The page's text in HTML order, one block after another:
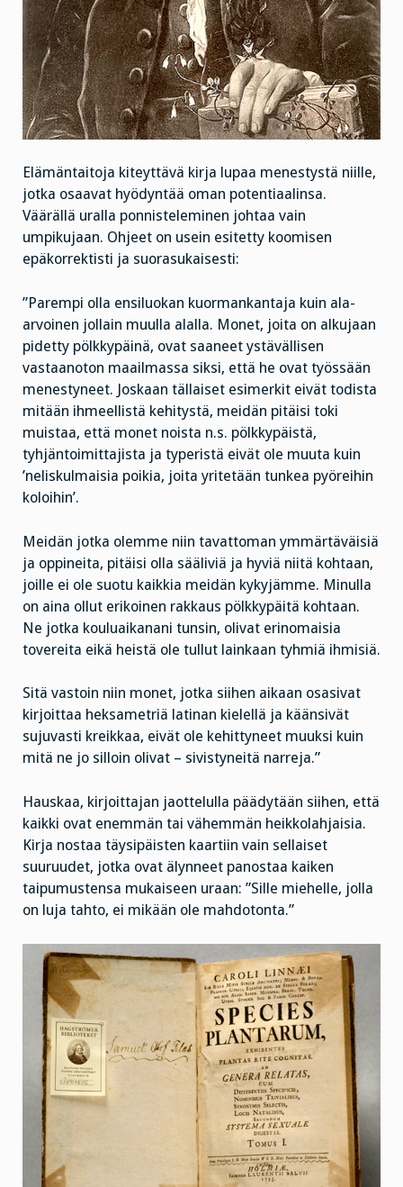
Elämäntaitoja kiteyttävä kirja lupaa menestystä niille,
jotka osaavat hyödyntää oman potentiaalinsa.
Väärällä uralla ponnisteleminen johtaa vain
umpikujaan. Ohjeet on usein esitetty koomisen
epäkorrektisti ja suorasukaisesti:
”Parempi olla ensiluokan kuormankantaja kuin ala-
arvoinen jollain muulla alalla. Monet, joita on alkujaan
pidetty pölkkypäinä, ovat saaneet ystävällisen
vastaanoton maailmassa siksi, että he ovat työssään
menestyneet. Joskaan tällaiset esimerkit eivät todista
mitään ihmeellistä kehitystä, meidän pitäisi toki
muistaa, että monet noista n.s. pölkkypäistä,
tyhjäntoimittajista ja typeristä eivät ole muuta kuin
’neliskulmaisia poikia, joita yritetään tunkea pyöreihin
koloihin’.
Meidän jotka olemme niin tavattoman ymmärtäväisiä
ja oppineita, pitäisi olla sääliviä ja hyviä niitä kohtaan,
joille ei ole suotu kaikkia meidän kykyjämme. Minulla
on aina ollut erikoinen rakkaus pölkkypäitä kohtaan.
Ne jotka kouluaikanani tunsin, olivat erinomaisia
tovereita eikä heistä ole tullut lainkaan tyhmiä ihmisiä.
Sitä vastoin niin monet, jotka siihen aikaan osasivat
kirjoittaa heksametriä latinan kielellä ja käänsivät
sujuvasti kreikkaa, eivät ole kehittyneet muuksi kuin
mitä ne jo silloin olivat – sivistyneitä narreja.”
Hauskaa, kirjoittajan jaottelulla päädytään siihen, että
kaikki ovat enemmän tai vähemmän heikkolahjaisia.
Kirja nostaa täysipäisten kaartiin vain sellaiset
suuruudet, jotka ovat älynneet panostaa kaiken
taipumustensa mukaiseen uraan: ”Sille miehelle, jolla
on luja tahto, ei mikään ole mahdotonta.”